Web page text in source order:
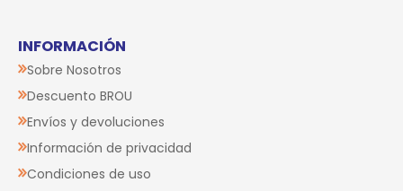
INFORMACIÓN
Sobre Nosotros
Descuento BROU
Envíos y devoluciones
Información de privacidad
Condiciones de uso